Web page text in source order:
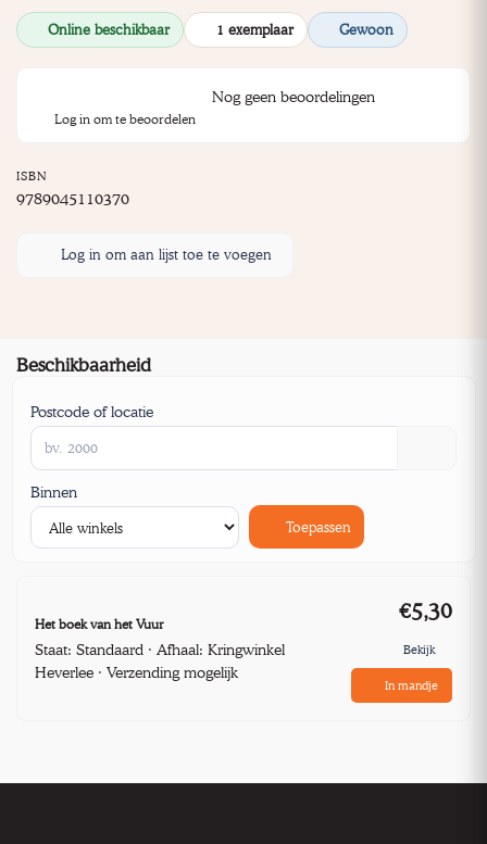
Online beschikbaar 1 exemplaar Gewoon
Nog geen beoordelingen
Log in om te beoordelen
ISBN
9789045110370
Log in om aan lijst toe te voegen
Beschikbaarheid
Postcode of locatie
Binnen
Toepassen
Het boek van het Vuur
Staat: Standaard · Afhaal: Kringwinkel
Heverlee · Verzending mogelijk
€5,30
Bekijk
In mandje